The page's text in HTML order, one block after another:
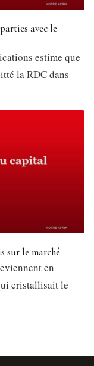
avec le
estime que
la RDC dans
sur le marché
en
cristallisait le